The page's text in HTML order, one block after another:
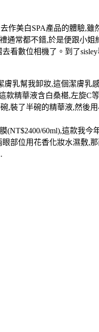
美白SPA產品的體驗,
通常都不錯,於是便跟小姐
看數位相機了。到了
乳幫我卸妝,這個潔膚乳
款精華液含白桑椹,左旋
裝了半碗的精華液,然後
60ml),這款我
部位用花香化妝水濕敷,